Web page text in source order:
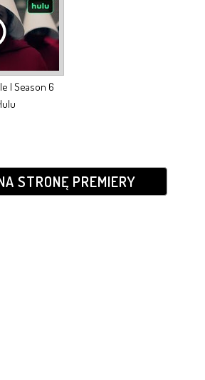
| Season 6
STRONĘ PREMIERY